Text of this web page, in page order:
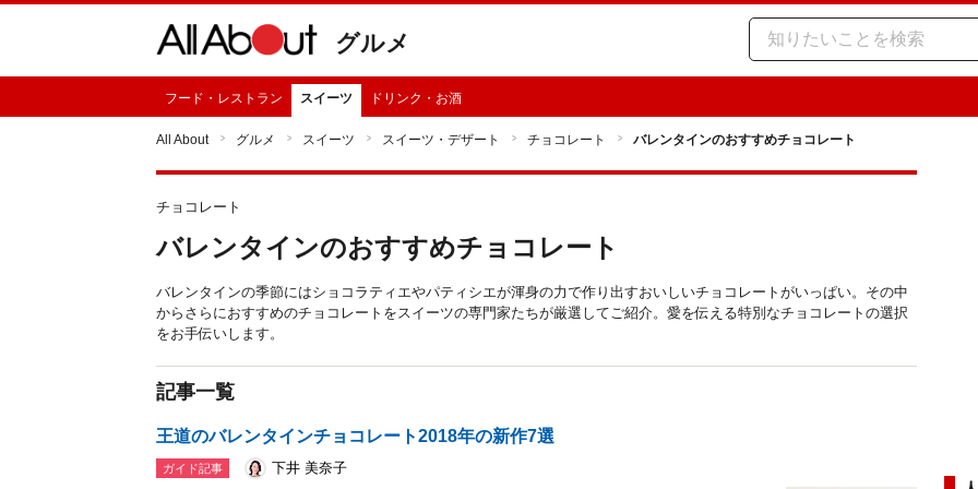
グルメ
フード・レストラン スイーツ ドリンク・お酒
All About グルメ スイーツ スイーツ・デザート チョコレート バレンタインのおすすめチョコレート
チョコレート
バレンタインのおすすめチョコレート
バレンタインの季節にはショコラティエやパティシエが渾身の力で作り出すおいしいチョコレートがいっぱい。その中
からさらにおすすめのチョコレートをスイーツの専門家たちが厳選してご紹介。愛を伝える特別なチョコレートの選択
をお手伝いします。
記事一覧
王道のバレンタインチョコレート2018年の新作7選
ガイド記事
下井 美奈子